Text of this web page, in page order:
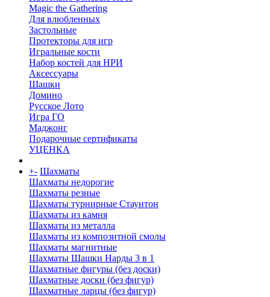
Magic the Gathering
Для влюбленных
Застольные
Протекторы для игр
Игральные кости
Набор костей для НРИ
Аксессуары
Шашки
Домино
Русское Лото
Игра ГО
Маджонг
Подарочные сертификаты
УЦЕНКА
+- Шахматы
Шахматы недорогие
Шахматы резные
Шахматы турнирные Стаунтон
Шахматы из камня
Шахматы из металла
Шахматы из композитной смолы
Шахматы магнитные
Шахматы Шашки Нарды 3 в 1
Шахматные фигуры (без доски)
Шахматные доски (без фигур)
Шахматные ларцы (без фигур)